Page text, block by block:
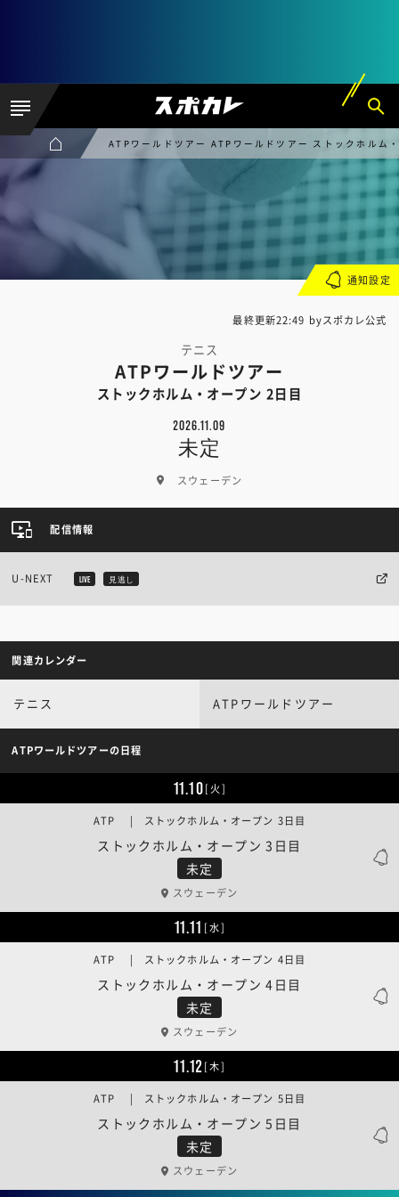
ATPワールドツアー ATPワールドツアー ストックホルム
最終更新22:49 byスポカレ公式
テニス
ATPワールドツアー
ストックホルム・オープン 2日目
2026.11.09
未定
スウェーデン
通知設定
配信情報
U-NEXT LIVE 見逃し
関連カレンダー
テニス ATPワールドツアー
ATPワールドツアーの日程
11.10[火]
未定
ストックホルム・オープン 3日目
ATP | ストックホルム・オープン 3日目
スウェーデン
11.11 [水]
未定
ストックホルム・オープン 4日目
ATP | ストックホルム・オープン 4日目
スウェーデン
11.12[木]
未定
ストックホルム・オープン 5日目
ATP | ストックホルム・オープン 5日目
スウェーデン